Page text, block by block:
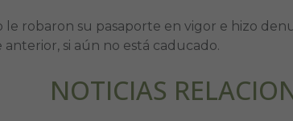
le robaron su pasaporte en vigor e hizo
anterior, si aún no está caducado.
NOTICIAS